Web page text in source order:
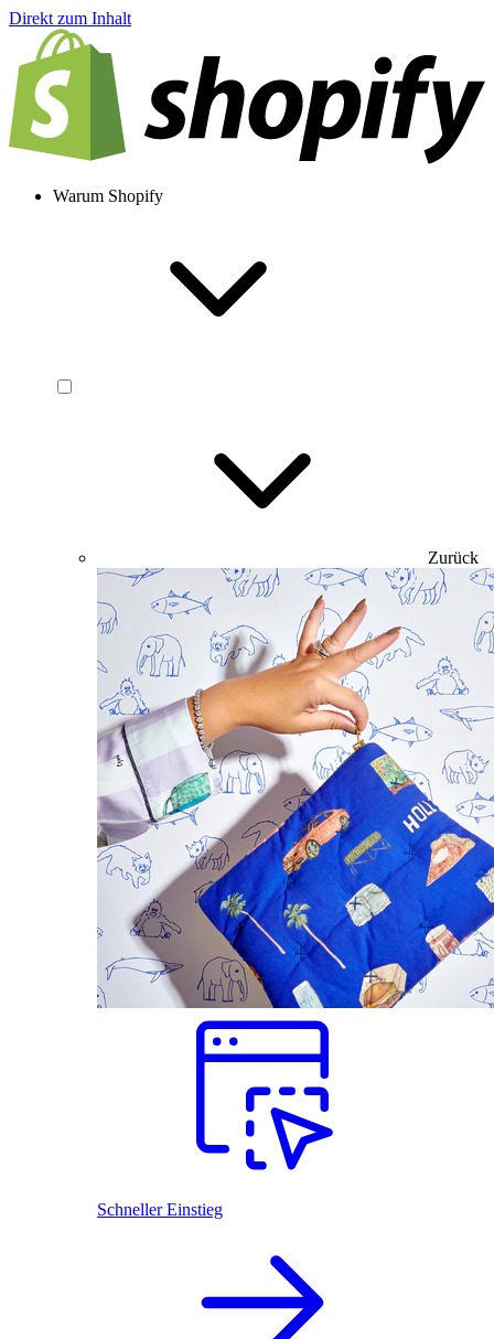
Direkt zum Inhalt
Warum Shopify
Zurück
Schneller Einstieg